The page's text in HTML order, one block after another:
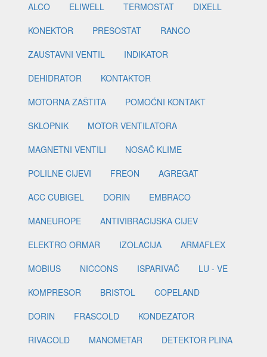
ALCO
ELIWELL TERMOSTAT
DIXELL
KONEKTOR
PRESOSTAT
RANCO
ZAUSTAVNI VENTIL
INDIKATOR
DEHIDRATOR
KONTAKTOR
MOTORNA ZAŠTITA
POMOĆNI KONTAKT
SKLOPNIK
MOTOR VENTILATORA
MAGNETNI VENTILI
NOSAČ KLIME
POLILNE CIJEVI
FREON
AGREGAT
ACC CUBIGEL
DORIN
EMBRACO
MANEUROPE
ANTIVIBRACIJSKA CIJEV
ELEKTRO ORMAR
IZOLACIJA
ARMAFLEX
MOBIUS
NICCONS ISPARIVAČ
LU - VE
KOMPRESOR
BRISTOL
COPELAND
DORIN
FRASCOLD
KONDEZATOR
RIVACOLD
MANOMETAR
DETEKTOR PLINA